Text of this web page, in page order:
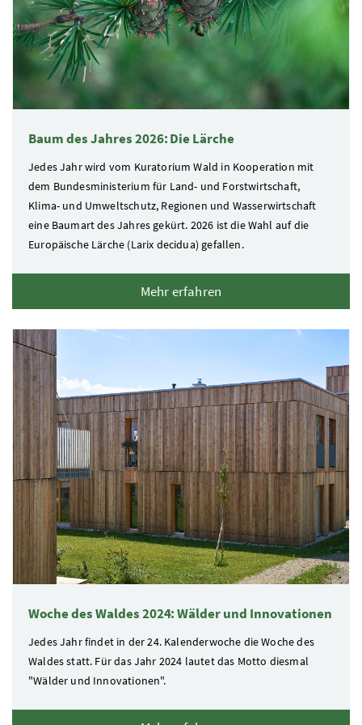
Baum des Jahres 2026: Die Lärche
Jedes Jahr wird vom Kuratorium Wald in Kooperation mit
dem Bundesministerium für Land- und Forstwirtschaft,
Klima- und Umweltschutz, Regionen und Wasserwirtschaft
eine Baumart des Jahres gekürt. 2026 ist die Wahl auf die
Europäische Lärche (Larix decidua) gefallen.
Mehr erfahren
Woche des Waldes 2024: Wälder und Innovationen
Jedes Jahr findet in der 24. Kalenderwoche die Woche des
Waldes statt. Für das Jahr 2024 lautet das Motto diesmal
"Wälder und Innovationen".